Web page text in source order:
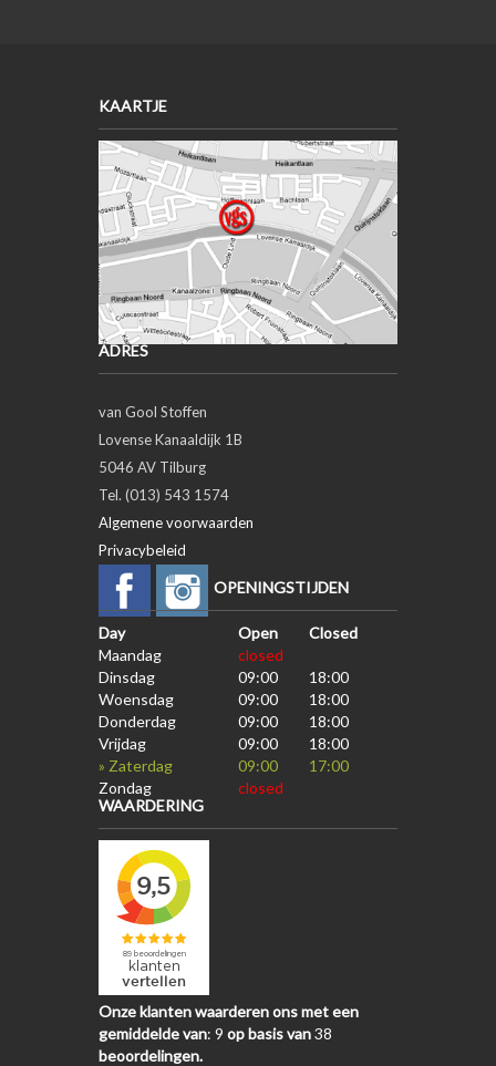
KAARTJE
ADRES
van Gool Stoffen
Lovense Kanaaldijk 1B
5046 AV Tilburg
Tel. (013) 543 1574
Algemene voorwaarden
Privacybeleid
OPENINGSTIJDEN
Day Open
Closed
Maandag
closed
Dinsdag
09:00
18:00
Woensdag
09:00
18:00
Donderdag
09:00
18:00
Vrijdag
09:00
18:00
» Zaterdag
09:00
17:00
Zondag
closed
WAARDERING
Onze klanten waarderen ons met een
gemiddelde van: 9 op basis van38
beoordelingen.